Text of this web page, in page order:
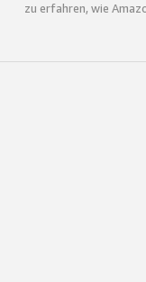
zu erfahren, wie